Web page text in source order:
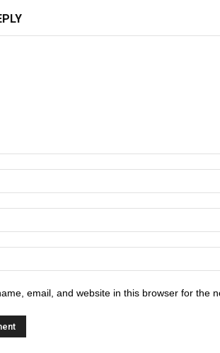
email, and website in this browser for the